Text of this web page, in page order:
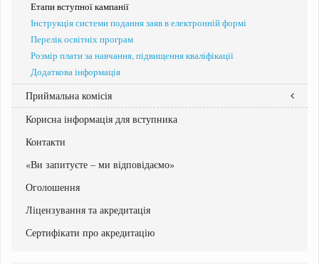
Етапи вступної кампанії
Інструкція системи подання заяв в електронній формі
Перелік освітніх програм
Розмір плати за навчання, підвищення кваліфікації
Додаткова інформація
Приймальна комісія
Склад Приймальної комісії
Графік роботи приймальної комісії
Корисна інформація для вступника
Контакти
«Ви запитуєте – ми відповідаємо»
Оголошення
Ліцензування та акредитація
Сертифікати про акредитацію